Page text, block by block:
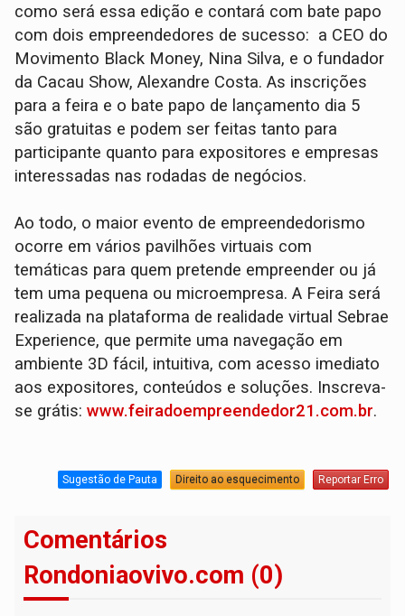
como será essa edição e contará com bate papo
com dois empreendedores de sucesso: a CEO do
Movimento Black Money, Nina Silva, e o fundador
da Cacau Show, Alexandre Costa. As inscrições
para a feira e o bate papo de lançamento dia 5
são gratuitas e podem ser feitas tanto para
participante quanto para expositores e empresas
interessadas nas rodadas de negócios.
Ao todo, o maior evento de empreendedorismo
ocorre em vários pavilhões virtuais com
temáticas para quem pretende empreender ou já
tem uma pequena ou microempresa. A Feira será
realizada na plataforma de realidade virtual Sebrae
Experience, que permite uma navegação em
ambiente 3D fácil, intuitiva, com acesso imediato
aos expositores, conteúdos e soluções. Inscreva-
se grátis:www.feiradoempreendedor21.com.br.
Sugestão de Pauta Direito ao esquecimento Reportar Erro
Comentários
Rondoniaovivo.com (0)